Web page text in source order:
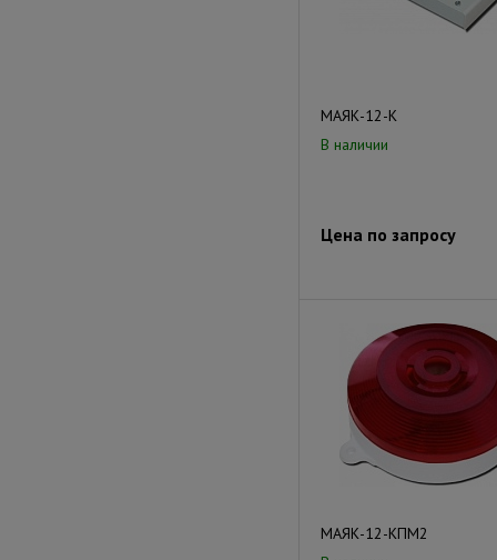
МАЯК-12-К
В наличии
Цена по запросу
МАЯК-12-КПМ2